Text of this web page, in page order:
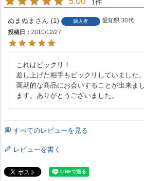
1
ぬまぬま 1 購入者 愛知県 30代
投稿日
2010/12/27
これはビックリ！
差し上げた相手もビックリしていました。
画期的な商品にお会いすることが出来ま
ます。ありがとうございました。
すべてのレビューを見る
レビューを書く